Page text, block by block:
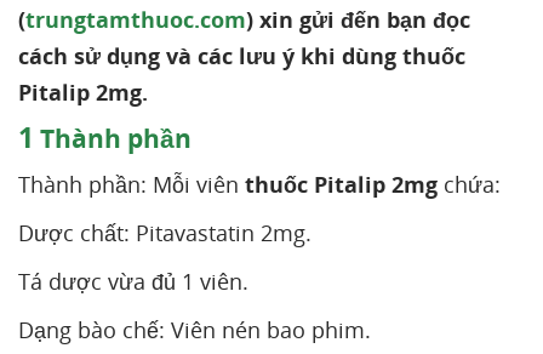
(trungtamthuoc.com) xin gửi đến bạn đọc
cách sử dụng và các lưu ý khi dùng thuốc
Pitalip 2mg.
1 Thành phần
Thành phần: Mỗi viên thuốc Pitalip 2mg chứa:
Dược chất: Pitavastatin 2mg.
Tá dược vừa đủ 1 viên.
Dạng bào chế: Viên nén bao phim.